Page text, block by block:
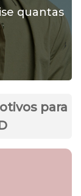
quantas
para